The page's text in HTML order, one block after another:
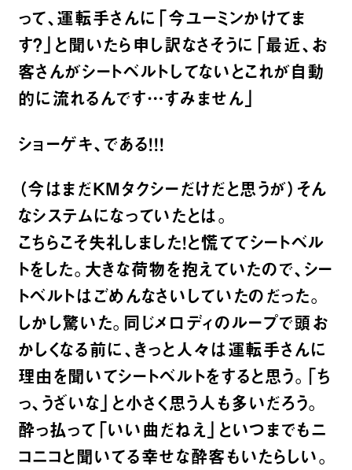
って、運転手さんに「今ユーミンかけてま
す？」と聞いたら申し訳なさそうに「最近、お
客さんがシートベルトしてないとこれが自動
的に流れるんです…すみません」
ショーゲキ、である！！！
（今はまだKMタクシーだけだと思うが）そん
なシステムになっていたとは。
こちらこそ失礼しました！と慌ててシートベル
トをした。大きな荷物を抱えていたので、シー
トベルトはごめんなさいしていたのだった。
しかし驚いた。同じメロディのループで頭お
かしくなる前に、きっと人々は運転手さんに
理由を聞いてシートベルトをすると思う。「ち
っ、うざいな」と小さく思う人も多いだろう。
酔っ払って「いい曲だねえ」といつまでもニ
コニコと聞いてる幸せな酔客もいたらしい。